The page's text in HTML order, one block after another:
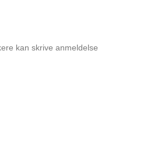
kan skrive anmeldelse